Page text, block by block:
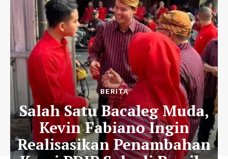
BERITA
Salah Satu Bacaleg Muda,
Kevin Fabiano Ingin
Realisasikan Penambahan